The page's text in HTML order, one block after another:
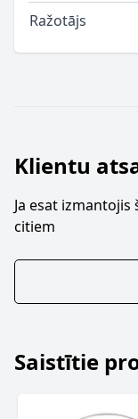
Ražotājs
Klientu
Ja esat
citiem
Saistītie